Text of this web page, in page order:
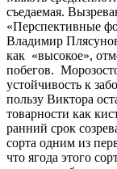
съедаемая.
«Перспективные
Владимир
как «высокое»,
побегов.
устойчивость к
пользу Виктора
товарности как
ранний срок
сорта одним из
что ягода этого